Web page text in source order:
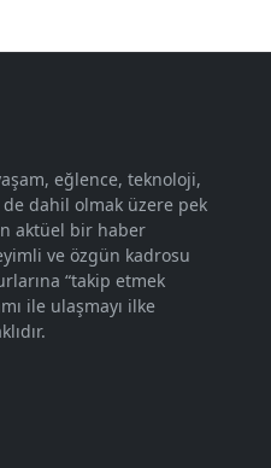
eğlence, teknoloji,
dahil olmak üzere pek
aktüel bir haber
ve özgün kadrosu
“takip etmek
ile ulaşmayı ilke